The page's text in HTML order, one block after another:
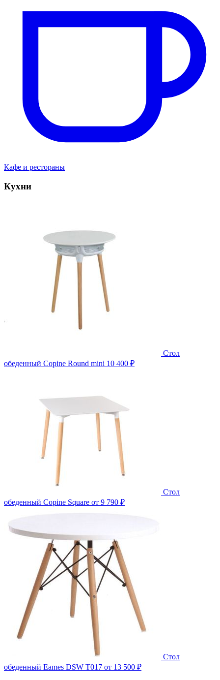
Кафе и рестораны
Кухни
Стол
обеденный Copine Round mini 10 400 ₽
Стол
обеденный Copine Square от 9 790 ₽
Стол
обеденный Eames DSW T017 от 13 500 ₽